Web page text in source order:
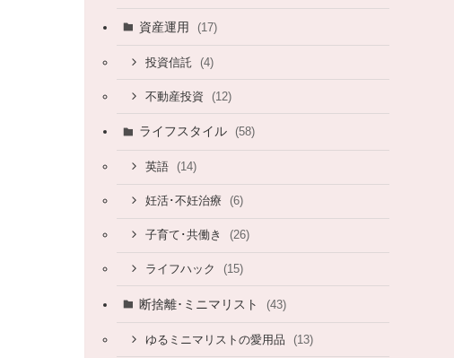
資産運用 (17)
投資信託 (4)
不動産投資 (12)
ライフスタイル (58)
英語 (14)
妊活･不妊治療 (6)
子育て･共働き (26)
ライフハック (15)
断捨離･ミニマリスト (43)
ゆるミニマリストの愛用品 (13)